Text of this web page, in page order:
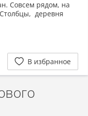
Совсем рядом, на
деревня
В избранное